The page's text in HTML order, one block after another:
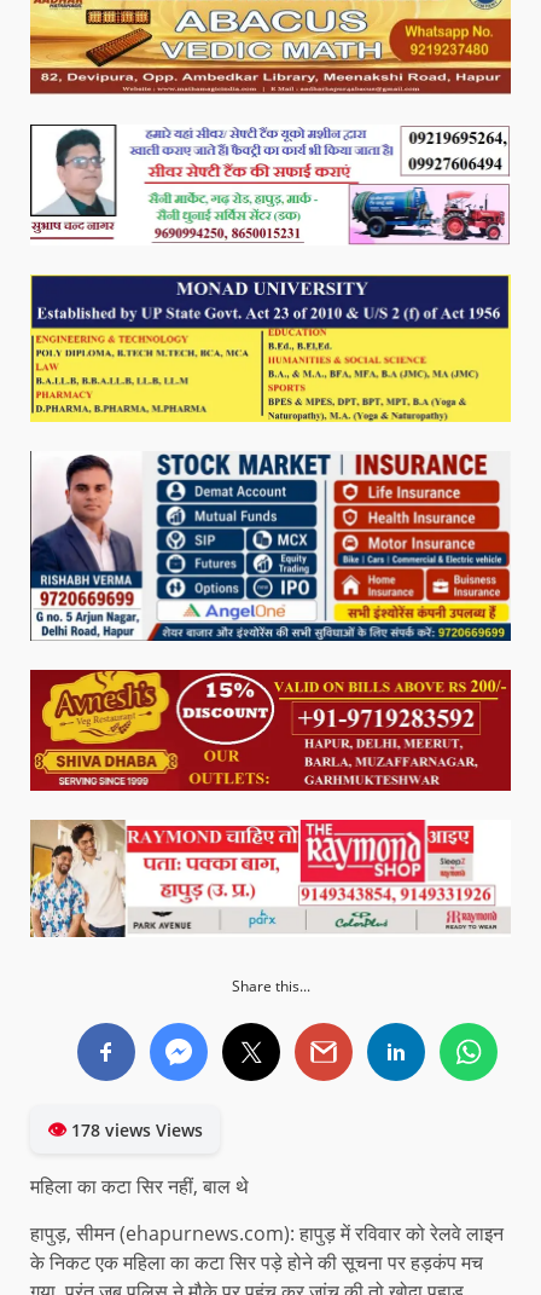
Share this...
👁178 views Views
महिला का कटा सिर नहीं, बाल थे
हापुड़, सीमन (ehapurnews.com): हापुड़ में रविवार को रेलवे लाइन
के निकट एक महिला का कटा सिर पड़े होने की सूचना पर हड़कंप मच